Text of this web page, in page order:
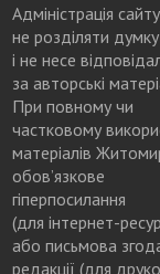
Адміністрація
не розділяти
і не несе
за авторські
При повному чи
частковому
матеріалів
обов’язкове
гіперпосилання
(для інтернет-
або письмова
редакції (для